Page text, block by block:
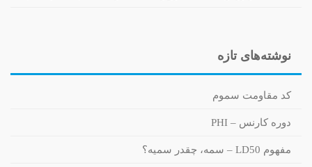
نوشته‌های تازه
کد مقاومت سموم
دوره کارنس – PHI
مفهوم LD50 – سمه، چقدر سمیه؟